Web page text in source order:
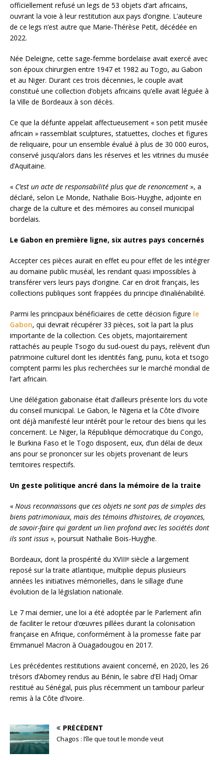
officiellement refusé un legs de 53 objets d’art africains,
ouvrant la voie à leur restitution aux pays d’origine. L’auteure
de ce legs n’est autre que Marie‑Thérèse Petit, décédée en
2022.
Née Deleigne, cette sage‑femme bordelaise avait exercé avec
son époux chirurgien entre 1947 et 1982 au Togo, au Gabon
et au Niger. Durant ces trois décennies, le couple avait
constitué une collection d’objets africains qu’elle avait léguée à
la Ville de Bordeaux à son décès.
Ce que la défunte appelait affectueusement « son petit musée
africain » rassemblait sculptures, statuettes, cloches et figures
de reliquaire, pour un ensemble évalué à plus de 30 000 euros,
conservé jusqu’alors dans les réserves et les vitrines du musée
d’Aquitaine.
« C’est un acte de responsabilité plus que de renoncement », a
déclaré, selon Le Monde, Nathalie Bois‑Huyghe, adjointe en
charge de la culture et des mémoires au conseil municipal
bordelais.
Le Gabon en première ligne, six autres pays concernés
Accepter ces pièces aurait en effet eu pour effet de les intégrer
au domaine public muséal, les rendant quasi impossibles à
transférer vers leurs pays d’origine. Car en droit français, les
collections publiques sont frappées du principe d’inaliénabilité.
Parmi les principaux bénéficiaires de cette décision figure le
Gabon, qui devrait récupérer 33 pièces, soit la part la plus
importante de la collection. Ces objets, majoritairement
rattachés au peuple Tsogo du sud‑ouest du pays, relèvent d’un
patrimoine culturel dont les identités fang, punu, kota et tsogo
comptent parmi les plus recherchées sur le marché mondial de
l’art africain.
Une délégation gabonaise était d’ailleurs présente lors du vote
du conseil municipal. Le Gabon, le Nigeria et la Côte d’Ivoire
ont déjà manifesté leur intérêt pour le retour des biens qui les
concernent. Le Niger, la République démocratique du Congo,
le Burkina Faso et le Togo disposent, eux, d’un délai de deux
ans pour se prononcer sur les objets provenant de leurs
territoires respectifs.
Un geste politique ancré dans la mémoire de la traite
« Nous reconnaissons que ces objets ne sont pas de simples des
biens patrimoniaux, mais des témoins d’histoires, de croyances,
de savoir-faire qui gardent un lien profond avec les sociétés dont
ils sont issus », poursuit Nathalie Bois-Huyghe.
Bordeaux, dont la prospérité du XVIIIᵉ siècle a largement
reposé sur la traite atlantique, multiplie depuis plusieurs
années les initiatives mémorielles, dans le sillage d’une
évolution de la législation nationale.
Le 7 mai dernier, une loi a été adoptée par le Parlement afin
de faciliter le retour d’œuvres pillées durant la colonisation
française en Afrique, conformément à la promesse faite par
Emmanuel Macron à Ouagadougou en 2017.
Les précédentes restitutions avaient concerné, en 2020, les 26
trésors d’Abomey rendus au Bénin, le sabre d’El Hadj Omar
restitué au Sénégal, puis plus récemment un tambour parleur
remis à la Côte d’Ivoire.
PRÉCÉDENT
Chagos : l’île que tout le monde veut